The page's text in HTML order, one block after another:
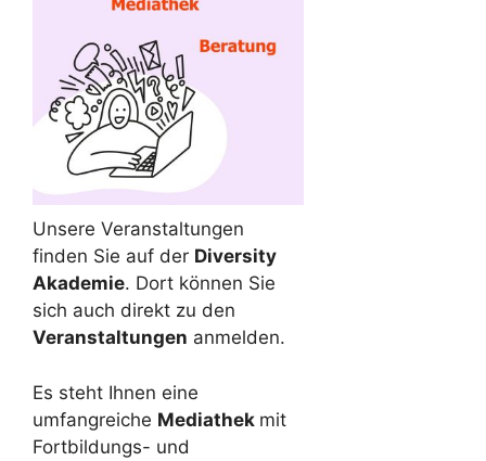
Unsere Veranstaltungen
finden Sie auf der Diversity
Akademie. Dort können Sie
sich auch direkt zu den
Veranstaltungen anmelden.
Es steht Ihnen eine
umfangreiche Mediathek mit
Fortbildungs- und